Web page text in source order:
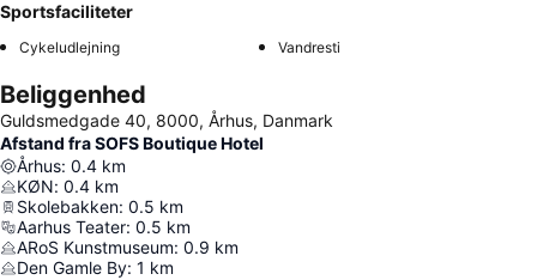
Sportsfaciliteter
Cykeludlejning Vandresti
Beliggenhed
Guldsmedgade 40, 8000, Århus, Danmark
Afstand fra SOFS Boutique Hotel
Århus: 0.4 km
KØN: 0.4 km
Skolebakken: 0.5 km
Aarhus Teater: 0.5 km
ARoS Kunstmuseum: 0.9 km
Den Gamle By: 1 km